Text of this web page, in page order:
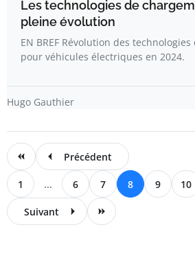
Les technologies de
pleine évolution
EN BREF Révolution des
pour véhicules électriques en 2024.
Hugo Gauthier
Précédent
1 ... 6 7 8 9 10
Suivant